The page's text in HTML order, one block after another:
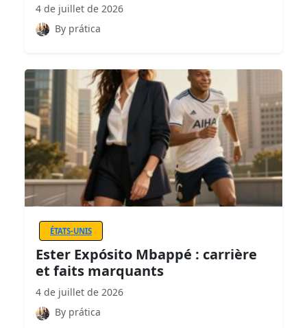
4 de juillet de 2026
By prática
ÉTATS-UNIS
Ester Expósito Mbappé : carrière
et faits marquants
4 de juillet de 2026
By prática